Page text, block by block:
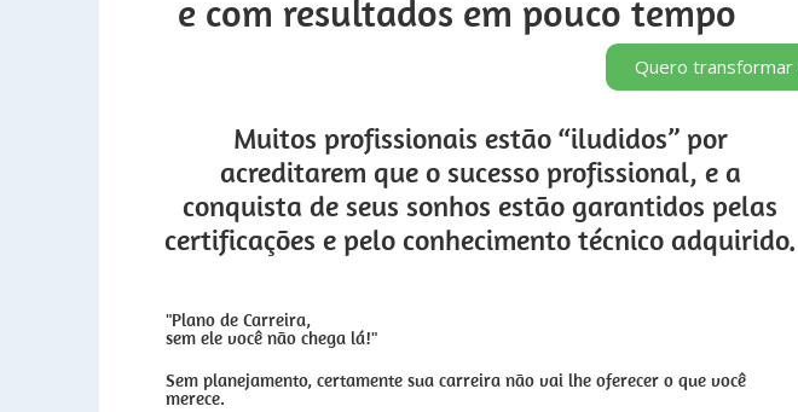
e com resultados em pouco tempo
Quero transformar
Muitos profissionais estão “iludidos” por
acreditarem que o sucesso profissional, e a
conquista de seus sonhos estão garantidos pelas
certificações e pelo conhecimento técnico adquirido.
"Plano de Carreira,
sem ele você não chega lá!"
Sem planejamento, certamente sua carreira não vai lhe oferecer o que você
merece.